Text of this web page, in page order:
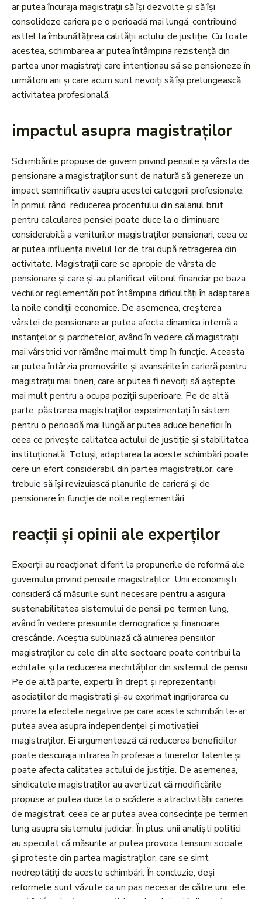
ar putea încuraja magistrații să își dezvolte și să își
consolideze cariera pe o perioadă mai lungă, contribuind
astfel la îmbunătățirea calității actului de justiție. Cu toate
acestea, schimbarea ar putea întâmpina rezistență din
partea unor magistrați care intenționau să se pensioneze în
următorii ani și care acum sunt nevoiți să își prelungească
activitatea profesională.
impactul asupra magistraților
Schimbările propuse de guvern privind pensiile și vârsta de
pensionare a magistraților sunt de natură să genereze un
impact semnificativ asupra acestei categorii profesionale.
În primul rând, reducerea procentului din salariul brut
pentru calcularea pensiei poate duce la o diminuare
considerabilă a veniturilor magistraților pensionari, ceea ce
ar putea influența nivelul lor de trai după retragerea din
activitate. Magistrații care se apropie de vârsta de
pensionare și care și-au planificat viitorul financiar pe baza
vechilor reglementări pot întâmpina dificultăți în adaptarea
la noile condiții economice. De asemenea, creșterea
vârstei de pensionare ar putea afecta dinamica internă a
instanțelor și parchetelor, având în vedere că magistrații
mai vârstnici vor rămâne mai mult timp în funcție. Aceasta
ar putea întârzia promovările și avansările în carieră pentru
magistrații mai tineri, care ar putea fi nevoiți să aștepte
mai mult pentru a ocupa poziții superioare. Pe de altă
parte, păstrarea magistraților experimentați în sistem
pentru o perioadă mai lungă ar putea aduce beneficii în
ceea ce privește calitatea actului de justiție și stabilitatea
instituțională. Totuși, adaptarea la aceste schimbări poate
cere un efort considerabil din partea magistraților, care
trebuie să își revizuiască planurile de carieră și de
pensionare în funcție de noile reglementări.
reacții și opinii ale experților
Experții au reacționat diferit la propunerile de reformă ale
guvernului privind pensiile magistraților. Unii economiști
consideră că măsurile sunt necesare pentru a asigura
sustenabilitatea sistemului de pensii pe termen lung,
având în vedere presiunile demografice și financiare
crescânde. Aceștia subliniază că alinierea pensiilor
magistraților cu cele din alte sectoare poate contribui la
echitate și la reducerea inechităților din sistemul de pensii.
Pe de altă parte, experții în drept și reprezentanții
asociațiilor de magistrați și-au exprimat îngrijorarea cu
privire la efectele negative pe care aceste schimbări le-ar
putea avea asupra independenței și motivației
magistraților. Ei argumentează că reducerea beneficiilor
poate descuraja intrarea în profesie a tinerelor talente și
poate afecta calitatea actului de justiție. De asemenea,
sindicatele magistraților au avertizat că modificările
propuse ar putea duce la o scădere a atractivității carierei
de magistrat, ceea ce ar putea avea consecințe pe termen
lung asupra sistemului judiciar. În plus, unii analiști politici
au speculat că măsurile ar putea provoca tensiuni sociale
și proteste din partea magistraților, care se simt
nedreptățiți de aceste schimbări. În concluzie, deși
reformele sunt văzute ca un pas necesar de către unii, ele